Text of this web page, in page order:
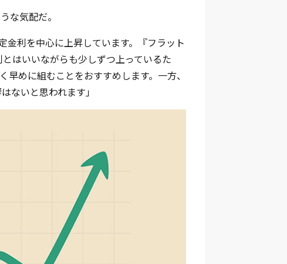
な気配だ。
金利を中心に上昇しています。『フラット
はいいながらも少しずつ上っているた
めに組むことをおすすめします。一方、
ないと思われます」